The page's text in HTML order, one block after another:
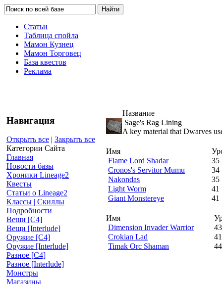
Статьи
Таблица спойла
Мамон Кузнец
Мамон Торговец
База квестов
Реклама
Навигация
Открыть все | Закрыть все
Категории Сайта
Главная
Новости базы
Хроники Lineage2
Квесты
Статьи о Lineage2
Классы | Скиллы
Подробности
Вещи [С4]
Вещи [Interlude]
Оружие [С4]
Оружие [Interlude]
Разное [C4]
Разное [Interlude]
Монстры
Магазины
Название
Sage's Rag Lining
A key material that Dwarves
Имя
Flame Lord Shadar
35
Cronos's Servitor Mumu
34
Nakondas
35
Light Worm
41
Giant Monstereye
41
Имя
Dimension Invader Warrior
43
Crokian Lad
41
Timak Orc Shaman
44